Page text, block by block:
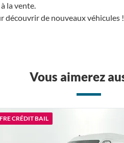
la vente.
découvrir de nouveaux véhicules !
Vous aimerez
CRÉDIT BAIL